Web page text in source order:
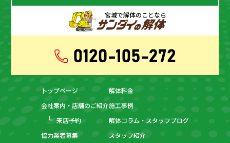
宮城で解体のことなら
トップページ
会社案内・店舗のご紹介
来店予約
協力業者募集
解体料金
施工事例
解体コラム・スタッフブログ
スタッフ紹介